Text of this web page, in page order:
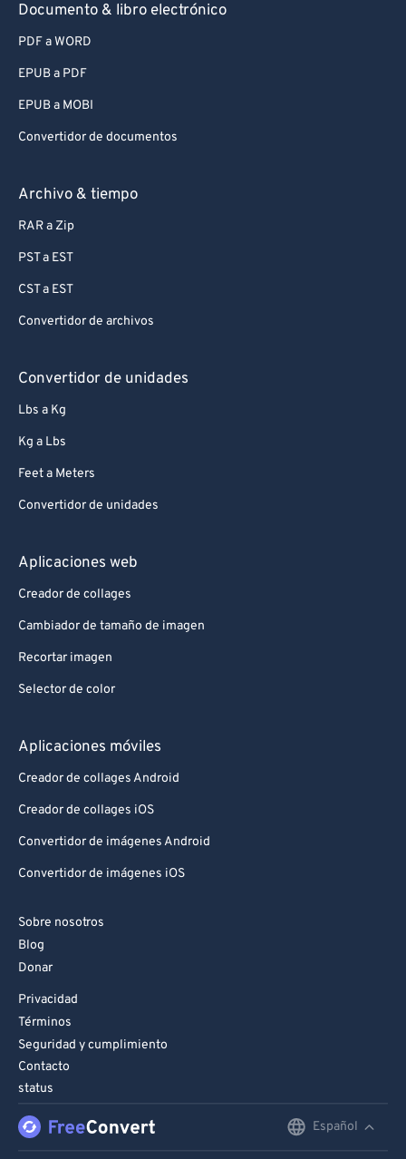
Documento & libro electrónico
PDF a WORD
EPUB a PDF
EPUB a MOBI
Convertidor de documentos
Archivo & tiempo
RAR a Zip
PST a EST
CST a EST
Convertidor de archivos
Convertidor de unidades
Lbs a Kg
Kg a Lbs
Feet a Meters
Convertidor de unidades
Aplicaciones web
Creador de collages
Cambiador de tamaño de imagen
Recortar imagen
Selector de color
Aplicaciones móviles
Creador de collages Android
Creador de collages iOS
Convertidor de imágenes Android
Convertidor de imágenes iOS
Sobre nosotros
Blog
Donar
Privacidad
Términos
Seguridad y cumplimiento
Contacto
status
Español